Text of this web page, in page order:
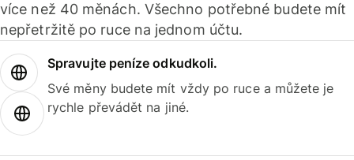
více než 40 měnách. Všechno potřebné budete mít
nepřetržitě po ruce na jednom účtu.
Spravujte peníze odkudkoli.
Své měny budete mít vždy po ruce a můžete je
rychle převádět na jiné.